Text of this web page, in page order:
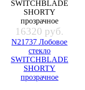
16320 руб.
N21737 Лобовое
стекло
SWITCHBLADE
SHORTY
прозрачное